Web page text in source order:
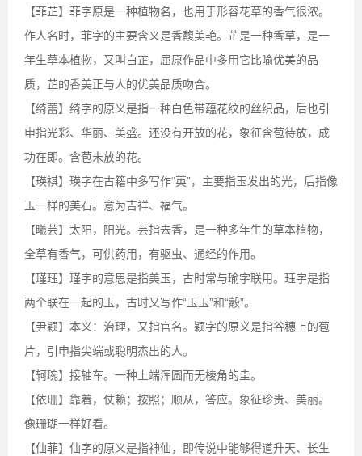
【菲芷】菲字原是一种植物名，也用于形容花草的香气很浓。
作人名时，菲字的主要含义是香馥美艳。芷是一种香草，是一
年生草本植物，又叫白芷，屈原作品中多用它比喻优美的品
质，芷的香美正与人的优美品质吻合。
【绮蕾】绮字的原义是指一种白色带蕴花纹的丝织品，后也引
申指光彩、华丽、美盛。还没有开放的花，象征含苞待放，成
功在即。含苞未放的花。
【瑛祺】瑛字在古籍中多写作“英”，主要指玉发出的光，后指像
玉一样的美石。意为吉祥、福气。
【曦芸】太阳，阳光。芸指去香，是一种多年生的草本植物，
全草有香气，可供药用，有驱虫、通经的作用。
【瑾珏】瑾字的意思是指美玉，古时常与瑜字联用。珏字是指
两个联在一起的玉，古时又写作“玉玉”和“觳”。
【尹颖】本义：治理，又指官名。颖字的原义是指谷穗上的苞
片，引申指尖端或聪明杰出的人。
【轲琬】接轴车。一种上端浑圆而无棱角的圭。
【依珊】靠着，仗赖；按照；顺从，答应。象征珍贵、美丽。
像珊瑚一样好看。
【仙菲】仙字的原义是指神仙，即传说中能够得道升天、长生